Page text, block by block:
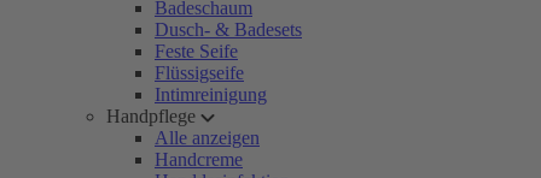
Badeschaum
Dusch- & Badesets
Feste Seife
Flüssigseife
Intimreinigung
Handpflege
Alle anzeigen
Handcreme